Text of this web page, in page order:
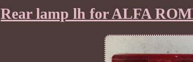
Rear lamp lh for ALFA